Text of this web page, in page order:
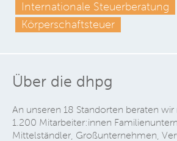
Internationale Steuerberatung
Körperschaftsteuer
Über die dhpg
An unseren 18 Standorten beraten
1.200 Mitarbeiter:innen
Mittelständler, Großunternehmen,